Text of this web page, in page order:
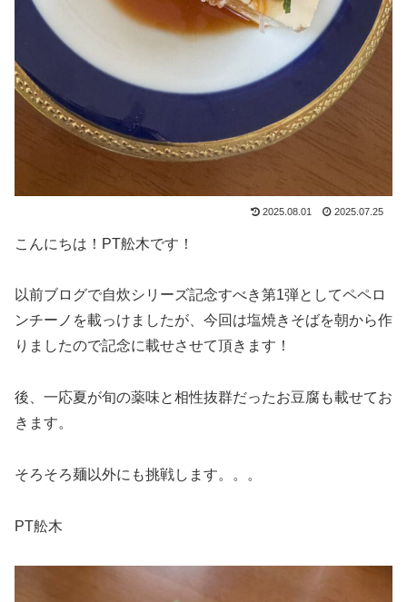
2025.08.01 2025.07.25
こんにちは！PT舩木です！
以前ブログで自炊シリーズ記念すべき第1弾としてペペロ
ンチーノを載っけましたが、今回は塩焼きそばを朝から作
りましたので記念に載せさせて頂きます！
後、一応夏が旬の薬味と相性抜群だったお豆腐も載せてお
きます。
そろそろ麺以外にも挑戦します。。。
PT舩木